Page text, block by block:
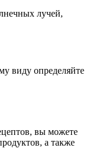
лучей,
виду определяйте
вы можете
а также